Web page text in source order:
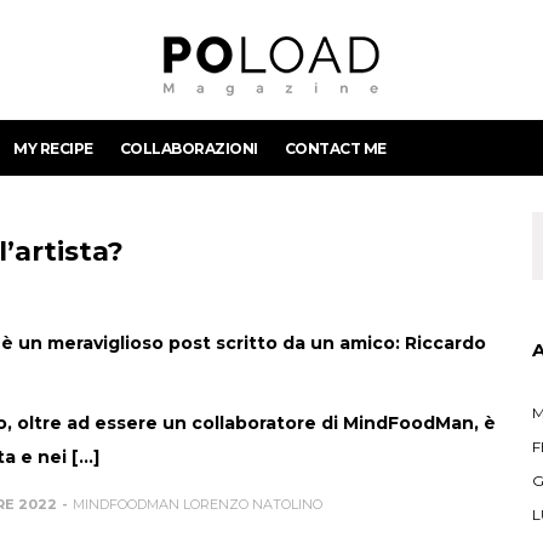
MY RECIPE COLLABORAZIONI CONTACT ME
l’artista?
un meraviglioso post scritto da un amico: Riccardo
oltre ad essere un collaboratore di MindFoodMan, è
e nei [...]
2022 MINDFOODMAN LORENZO NATOLINO